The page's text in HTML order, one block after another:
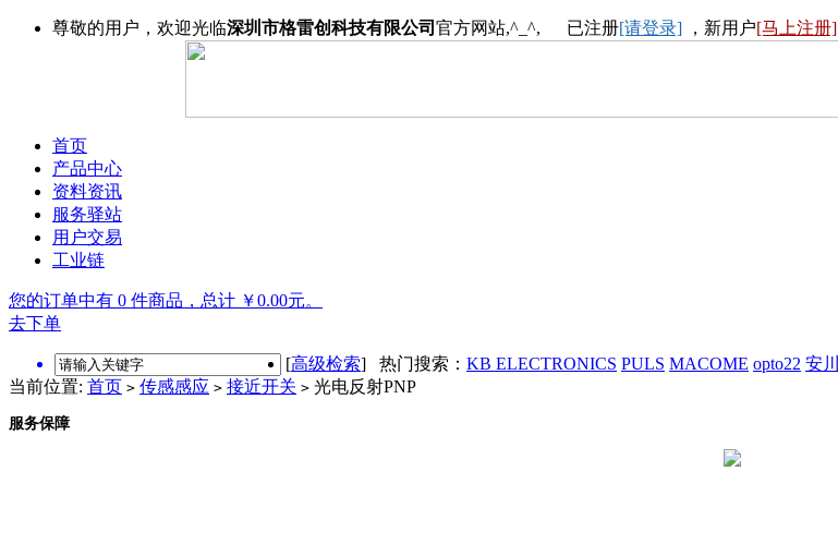
尊敬的用户，欢迎光临深圳市格雷创科技有限公司 官方网站,^_^, 已注册[请登录] ，新用户[马上注册]
首页
产品中心
资料资讯
服务驿站
用户交易
工业链
您的订单中有 0 件商品，总计 ￥0.00元。
去下单
[高级检索] 热门搜索： KB ELECTRONICS PULS MACOME opto22 安川
当前位置: 首页 > 传感感应 > 接近开关 > 光电反射PNP
服务保障